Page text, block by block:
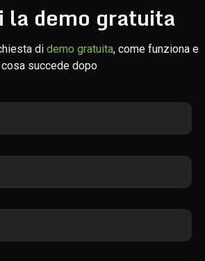
la demo gratuita
di demo gratuita, come funziona e
cosa succede dopo